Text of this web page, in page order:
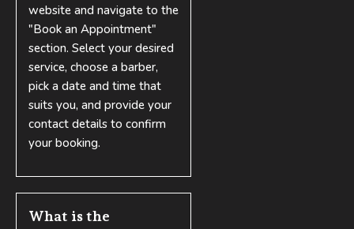
website and navigate to the
"Book an Appointment"
section. Select your desired
service, choose a barber,
pick a date and time that
suits you, and provide your
contact details to confirm
your booking.
What is the